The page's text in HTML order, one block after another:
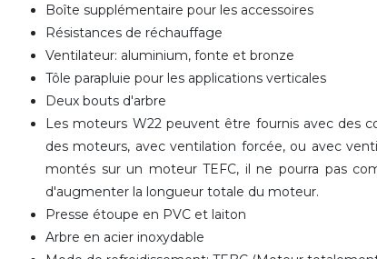
Boîte supplémentaire pour les accessoires
Résistances de réchauffage
Ventilateur: aluminium, fonte et bronze
Tôle parapluie pour les applications verticales
Deux bouts d'arbre
Les moteurs W22 peuvent être fournis avec des
des moteurs, avec ventilation forcée, ou avec
montés sur un moteur TEFC, il ne pourra pas
d'augmenter la longueur totale du moteur.
Presse étoupe en PVC et laiton
Arbre en acier inoxydable